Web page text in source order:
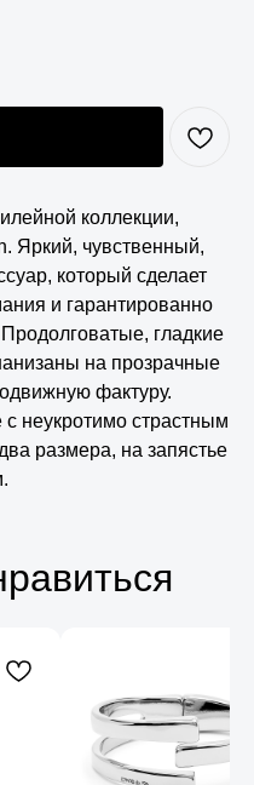
коллекции,
Яркий, чувственный,
который сделает
и гарантированно
гладкие
на прозрачные
фактуру.
неукротимо страстным
размера, на запястье